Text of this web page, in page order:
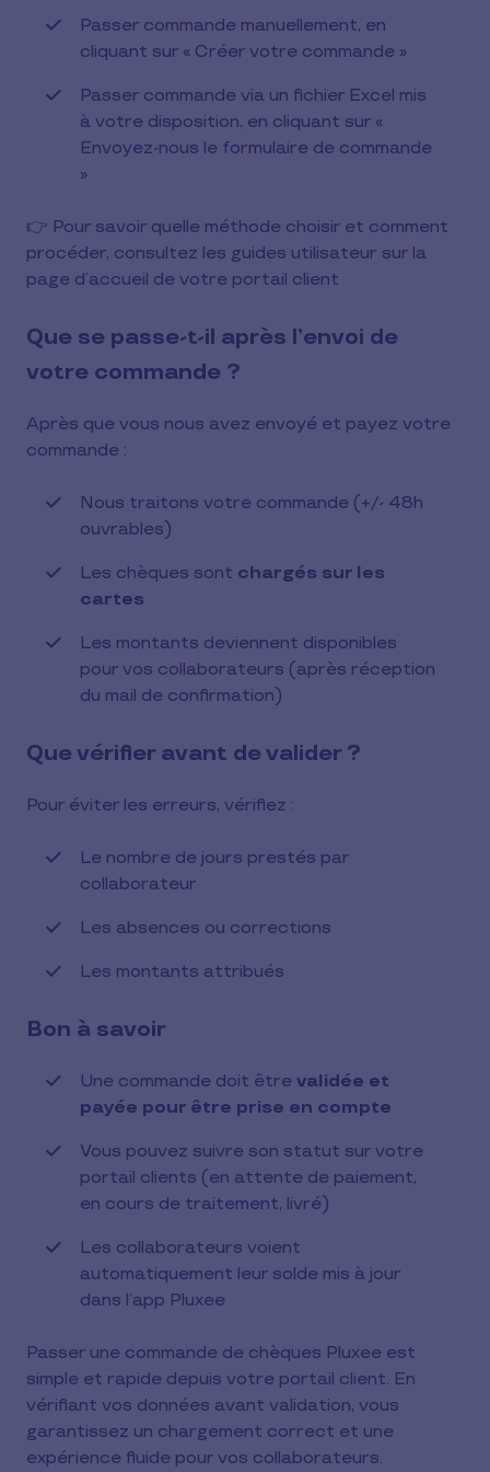
Passer commande manuellement, en
cliquant sur « Créer votre commande »
Passer commande via un fichier Excel mis
à votre disposition, en cliquant sur «
Envoyez-nous le formulaire de commande
»
👉 Pour savoir quelle méthode choisir et comment
procéder, consultez les guides utilisateur sur la
page d’accueil de votre portail client
Que se passe-t-il après l’envoi de
votre commande ?
Après que vous nous avez envoyé et payez votre
commande :
Nous traitons votre commande (+/- 48h
ouvrables)
Les chèques sont chargés sur les
cartes
Les montants deviennent disponibles
pour vos collaborateurs (après réception
du mail de confirmation)
Que vérifier avant de valider ?
Pour éviter les erreurs, vérifiez :
Le nombre de jours prestés par
collaborateur
Les absences ou corrections
Les montants attribués
Bon à savoir
Une commande doit être validée et
payée pour être prise en compte
Vous pouvez suivre son statut sur votre
portail clients (en attente de paiement,
en cours de traitement, livré)
Les collaborateurs voient
automatiquement leur solde mis à jour
dans l’app Pluxee
Passer une commande de chèques Pluxee est
simple et rapide depuis votre portail client. En
vérifiant vos données avant validation, vous
garantissez un chargement correct et une
expérience fluide pour vos collaborateurs.